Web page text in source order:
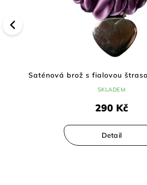
Previous
Saténová brož s fialovou
290 Kč
Detail
SKLADEM